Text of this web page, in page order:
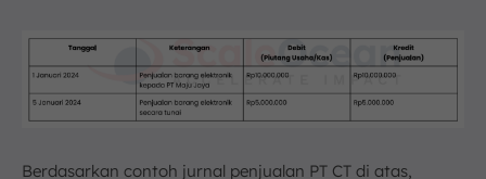
Berdasarkan contoh jurnal penjualan PT CT di atas,